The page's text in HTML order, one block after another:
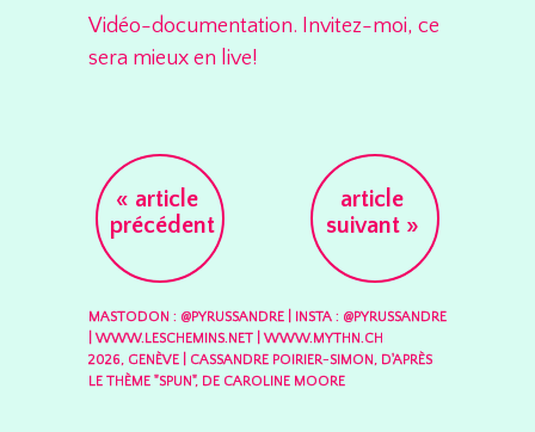
Vidéo-documentation. Invitez-moi, ce
sera mieux en live!
Post navigation
« article
précédent
article
suivant »
MASTODON : @PYRUSSANDRE
INSTA : @PYRUSSANDRE
WWW.LESCHEMINS.NET
WWW.MYTHN.CH
2026, GENÈVE
CASSANDRE POIRIER-SIMON, D'APRÈS
LE THÈME "SPUN", DE CAROLINE MOORE